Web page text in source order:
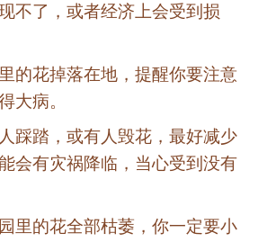
不了，或者经济上会受到损
的花掉落在地，提醒你要注意
大病。
踩踏，或有人毁花，最好减少
会有灾祸降临，当心受到没有
里的花全部枯萎，你一定要小